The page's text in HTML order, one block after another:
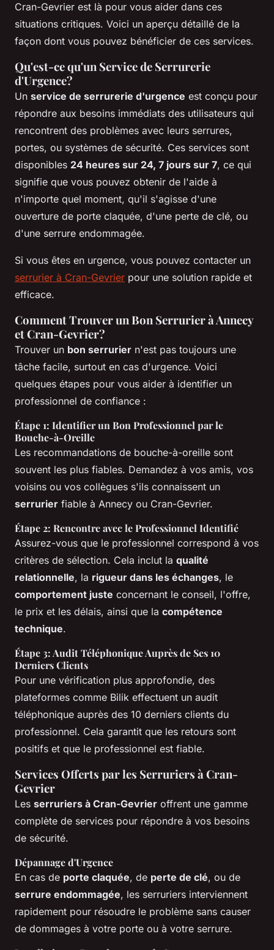
Cran-Gevrier est là pour vous aider dans ces
situations critiques. Voici un aperçu détaillé de la
façon dont vous pouvez bénéficier de ces services.
Qu'est-ce qu'un Service de Serrurerie
d'Urgence?
Un service de serrurerie d'urgence est conçu pour
répondre aux besoins immédiats des utilisateurs qui
rencontrent des problèmes avec leurs serrures,
portes, ou systèmes de sécurité. Ces services sont
disponibles 24 heures sur 24, 7 jours sur 7, ce qui
signifie que vous pouvez obtenir de l'aide à
n'importe quel moment, qu'il s'agisse d'une
ouverture de porte claquée, d'une perte de clé, ou
d'une serrure endommagée.
Si vous êtes en urgence, vous pouvez contacter un
serrurier à Cran-Gevrier pour une solution rapide et
efficace.
Comment Trouver un Bon Serrurier à Annecy
et Cran-Gevrier?
Trouver un bon serrurier n'est pas toujours une
tâche facile, surtout en cas d'urgence. Voici
quelques étapes pour vous aider à identifier un
professionnel de confiance :
Étape 1: Identifier un Bon Professionnel par le
Bouche-à-Oreille
Les recommandations de bouche-à-oreille sont
souvent les plus fiables. Demandez à vos amis, vos
voisins ou vos collègues s'ils connaissent un
serrurier fiable à Annecy ou Cran-Gevrier.
Étape 2: Rencontre avec le Professionnel Identifié
Assurez-vous que le professionnel correspond à vos
critères de sélection. Cela inclut la qualité
relationnelle, la rigueur dans les échanges, le
comportement juste concernant le conseil, l'offre,
le prix et les délais, ainsi que la compétence
technique.
Étape 3: Audit Téléphonique Auprès de Ses 10
Derniers Clients
Pour une vérification plus approfondie, des
plateformes comme Bilik effectuent un audit
téléphonique auprès des 10 derniers clients du
professionnel. Cela garantit que les retours sont
positifs et que le professionnel est fiable.
Services Offerts par les Serruriers à Cran-
Gevrier
Les serruriers à Cran-Gevrier offrent une gamme
complète de services pour répondre à vos besoins
de sécurité.
Dépannage d'Urgence
En cas de porte claquée, de perte de clé, ou de
serrure endommagée, les serruriers interviennent
rapidement pour résoudre le problème sans causer
de dommages à votre porte ou à votre serrure.